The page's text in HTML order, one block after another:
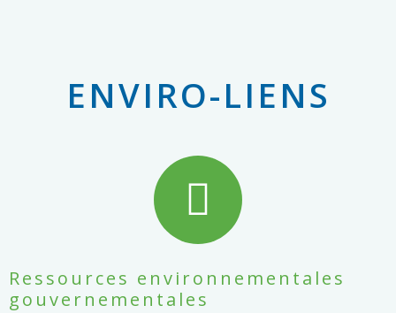
ENVIRO-LIENS
Ressources environnementales
gouvernementales